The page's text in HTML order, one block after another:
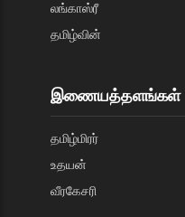
லங்காஸ்ரீ
தமிழ்வின்
இணையத்தளங்கள்
தமிழ்மிரர்
உதயன்
வீரகேசரி